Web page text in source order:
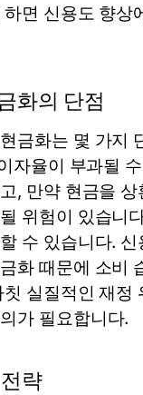
면 신용도 향상
화의 단점
금화는 몇 가지
자율이 부과될
, 만약 현금을
위험이 있습니
수 있습니다.
화 때문에 소비
실질적인 재정
가 필요합니다.
략